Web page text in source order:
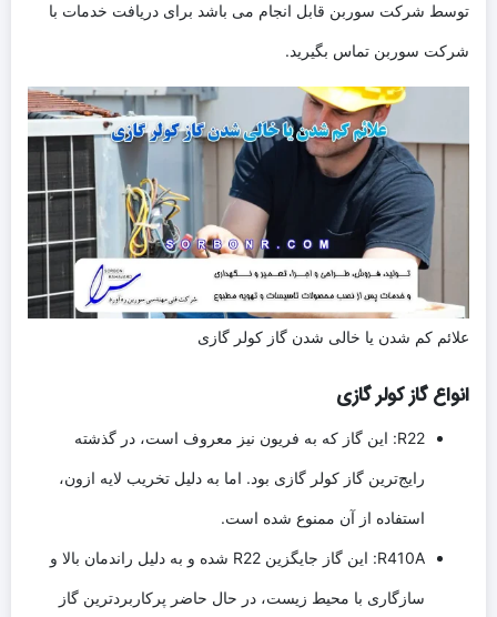
توسط شرکت سوربن قابل انجام می باشد برای دریافت خدمات با
شرکت سوربن تماس بگیرید.
علائم کم شدن یا خالی شدن گاز کولر گازی
انواع گاز کولر گازی
R22: این گاز که به فریون نیز معروف است، در گذشته
رایج‌ترین گاز کولر گازی بود. اما به دلیل تخریب لایه ازون،
استفاده از آن ممنوع شده است.
R410A: این گاز جایگزین R22 شده و به دلیل راندمان بالا و
سازگاری با محیط زیست، در حال حاضر پرکاربردترین گاز